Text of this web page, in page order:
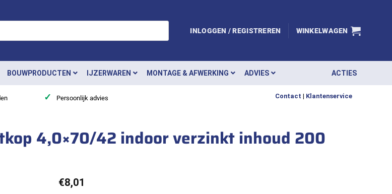
INLOGGEN / REGISTREREN WINKELWAGEN
BOUWPRODUCTEN IJZERWAREN MONTAGE & AFWERKING ADVIES ACTIES
✓ Persoonlijk advies Contact | Klantenservice
4,0×70/42 indoor verzinkt inhoud 200
€8,01